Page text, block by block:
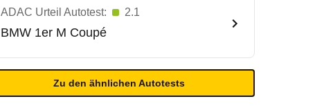
ADAC Urteil Autotest: 2.1
BMW 1er M Coupé
Zu den ähnlichen Autotests